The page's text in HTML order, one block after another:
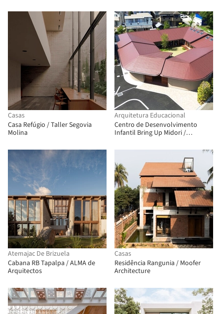
Casas
Casa Refúgio / Taller Segovia
Molina
Arquitetura Educacional
Centro de Desenvolvimento
Infantil Bring Up Midori /
Atemajac De Brizuela
Cabana RB Tapalpa / ALMA de
Arquitectos
Casas
Residência Rangunia / Moofer
Architecture